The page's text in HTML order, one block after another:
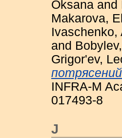
Oksana and
Makarova,
Ivaschenko,
and
Grigor'ev,
INFRA-M
017493-8
J